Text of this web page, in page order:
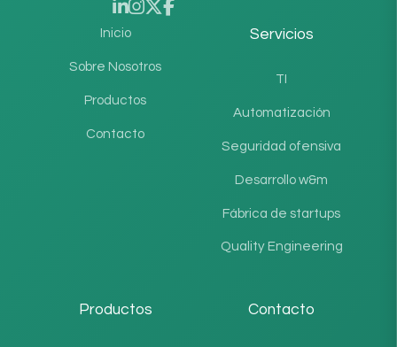
Inicio
Sobre Nosotros
Productos
Contacto
Servicios
TI
Automatización
Seguridad ofensiva
Desarrollo w&m
Fábrica de startups
Quality Engineering
Productos Contacto